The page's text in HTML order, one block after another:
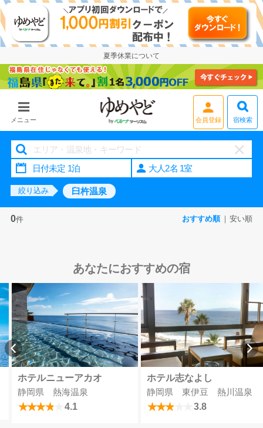
夏季休業について
メニュー 会員登録 宿検索
大人2名 1室
絞り込み 臼杵温泉
0件 おすすめ順 安い順
あなたにおすすめの宿
ホテルニューアカオ
静岡県 熱海温泉
4.1
ホテル志なよし
静岡県 東伊豆 熱川温泉
3.8